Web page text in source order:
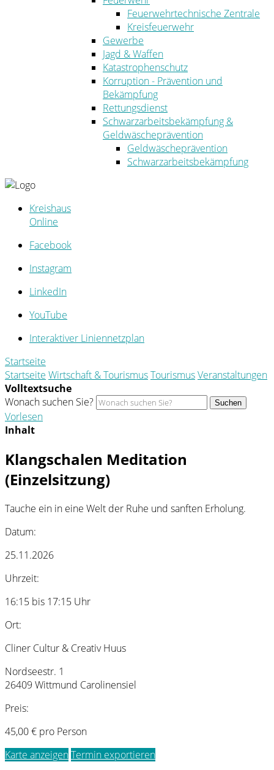
Feuerwehrtechnische Zentrale
Kreisfeuerwehr
Gewerbe
Jagd & Waffen
Katastrophenschutz
Korruption - Prävention und
Bekämpfung
Rettungsdienst
Schwarzarbeitsbekämpfung &
Geldwäscheprävention
Geldwäscheprävention
Schwarzarbeitsbekämpfung
Kreishaus
Online
Facebook
Instagram
LinkedIn
YouTube
Interaktiver Liniennetzplan
Startseite
Startseite Wirtschaft & TourismusTourismusVeranstaltungen
Volltextsuche
Wonach suchen Sie?
Suchen
Vorlesen
Inhalt
Klangschalen Meditation
(Einzelsitzung)
Tauche ein in eine Welt der Ruhe und sanften Erholung.
Datum:
25.11.2026
Uhrzeit:
16:15 bis 17:15 Uhr
Ort:
Cliner Cultur & Creativ Huus
Nordseestr. 1
26409 Wittmund Carolinensiel
Preis:
45,00 € pro Person
Karte anzeigenTermin exportieren